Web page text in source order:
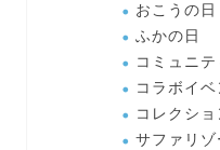
おこうの日
ふかの日
コミュニテ
コラボイベ
コレクシ
サファリゾ